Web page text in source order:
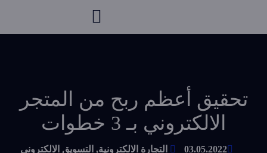
تحقيق أعظم ربح من المتجر
الالكتروني بـ 3 خطوات
03.05.2022 التجارة الالكترونية, التسويق الالكتروني